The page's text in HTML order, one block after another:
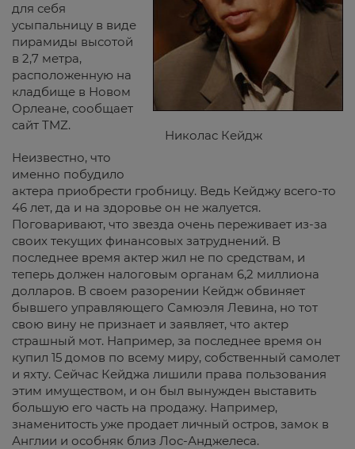
Николас Кейдж
для себя
усыпальницу в виде
пирамиды высотой
в 2,7 метра,
расположенную на
кладбище в Новом
Орлеане, сообщает
сайт TMZ.
Неизвестно, что
именно побудило
актера приобрести гробницу. Ведь Кейджу всего-то
46 лет, да и на здоровье он не жалуется.
Поговаривают, что звезда очень переживает из-за
своих текущих финансовых затруднений. В
последнее время актер жил не по средствам, и
теперь должен налоговым органам 6,2 миллиона
долларов. В своем разорении Кейдж обвиняет
бывшего управляющего Самюэля Левина, но тот
свою вину не признает и заявляет, что актер
страшный мот. Например, за последнее время он
купил 15 домов по всему миру, собственный самолет
и яхту. Сейчас Кейджа лишили права пользования
этим имуществом, и он был вынужден выставить
большую его часть на продажу. Например,
знаменитость уже продает личный остров, замок в
Англии и особняк близ Лос-Анджелеса.